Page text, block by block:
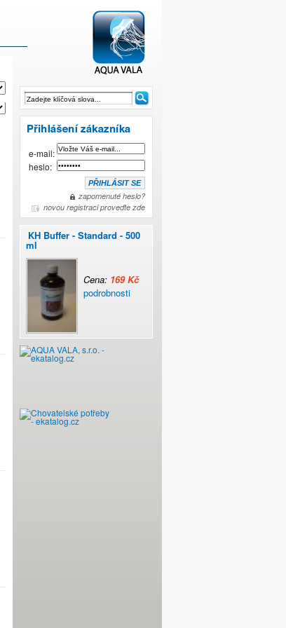
AQUAVALA.cz
e-mail:
heslo:
zapomenuté heslo?
novou registraci proveďte zde
KH Buffer - Standard - 500
ml
Cena: 169 Kč
podrobnosti